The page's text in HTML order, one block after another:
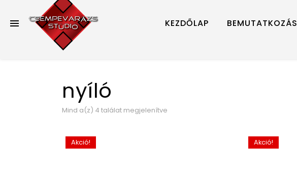
KEZDŐLAP BEMUTATKOZÁS
nyíló
Mind a(z) 4 találat megjelenítve
Akció! Akció!